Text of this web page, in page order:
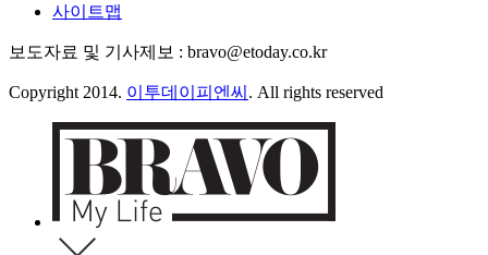
사이트맵
보도자료 및 기사제보 : bravo@etoday.co.kr
Copyright 2014. 이투데이피엔씨 . All rights reserved